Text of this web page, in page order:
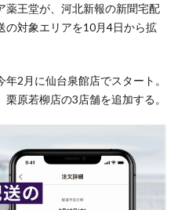
薬王堂が、河北新報の新聞宅配
の対象エリアを10月4日から拡
2月に仙台泉館店でスタート。
原若柳店の3店舗を追加する。